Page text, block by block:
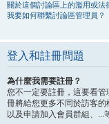
關於這個討論區上的濫用或法
我要如何聯繫討論區管理員？
登入和註冊問題
為什麼我需要註冊？
您不一定要註冊，這要看
冊將給您更多不同於訪客
以及申請加入會員群組、...